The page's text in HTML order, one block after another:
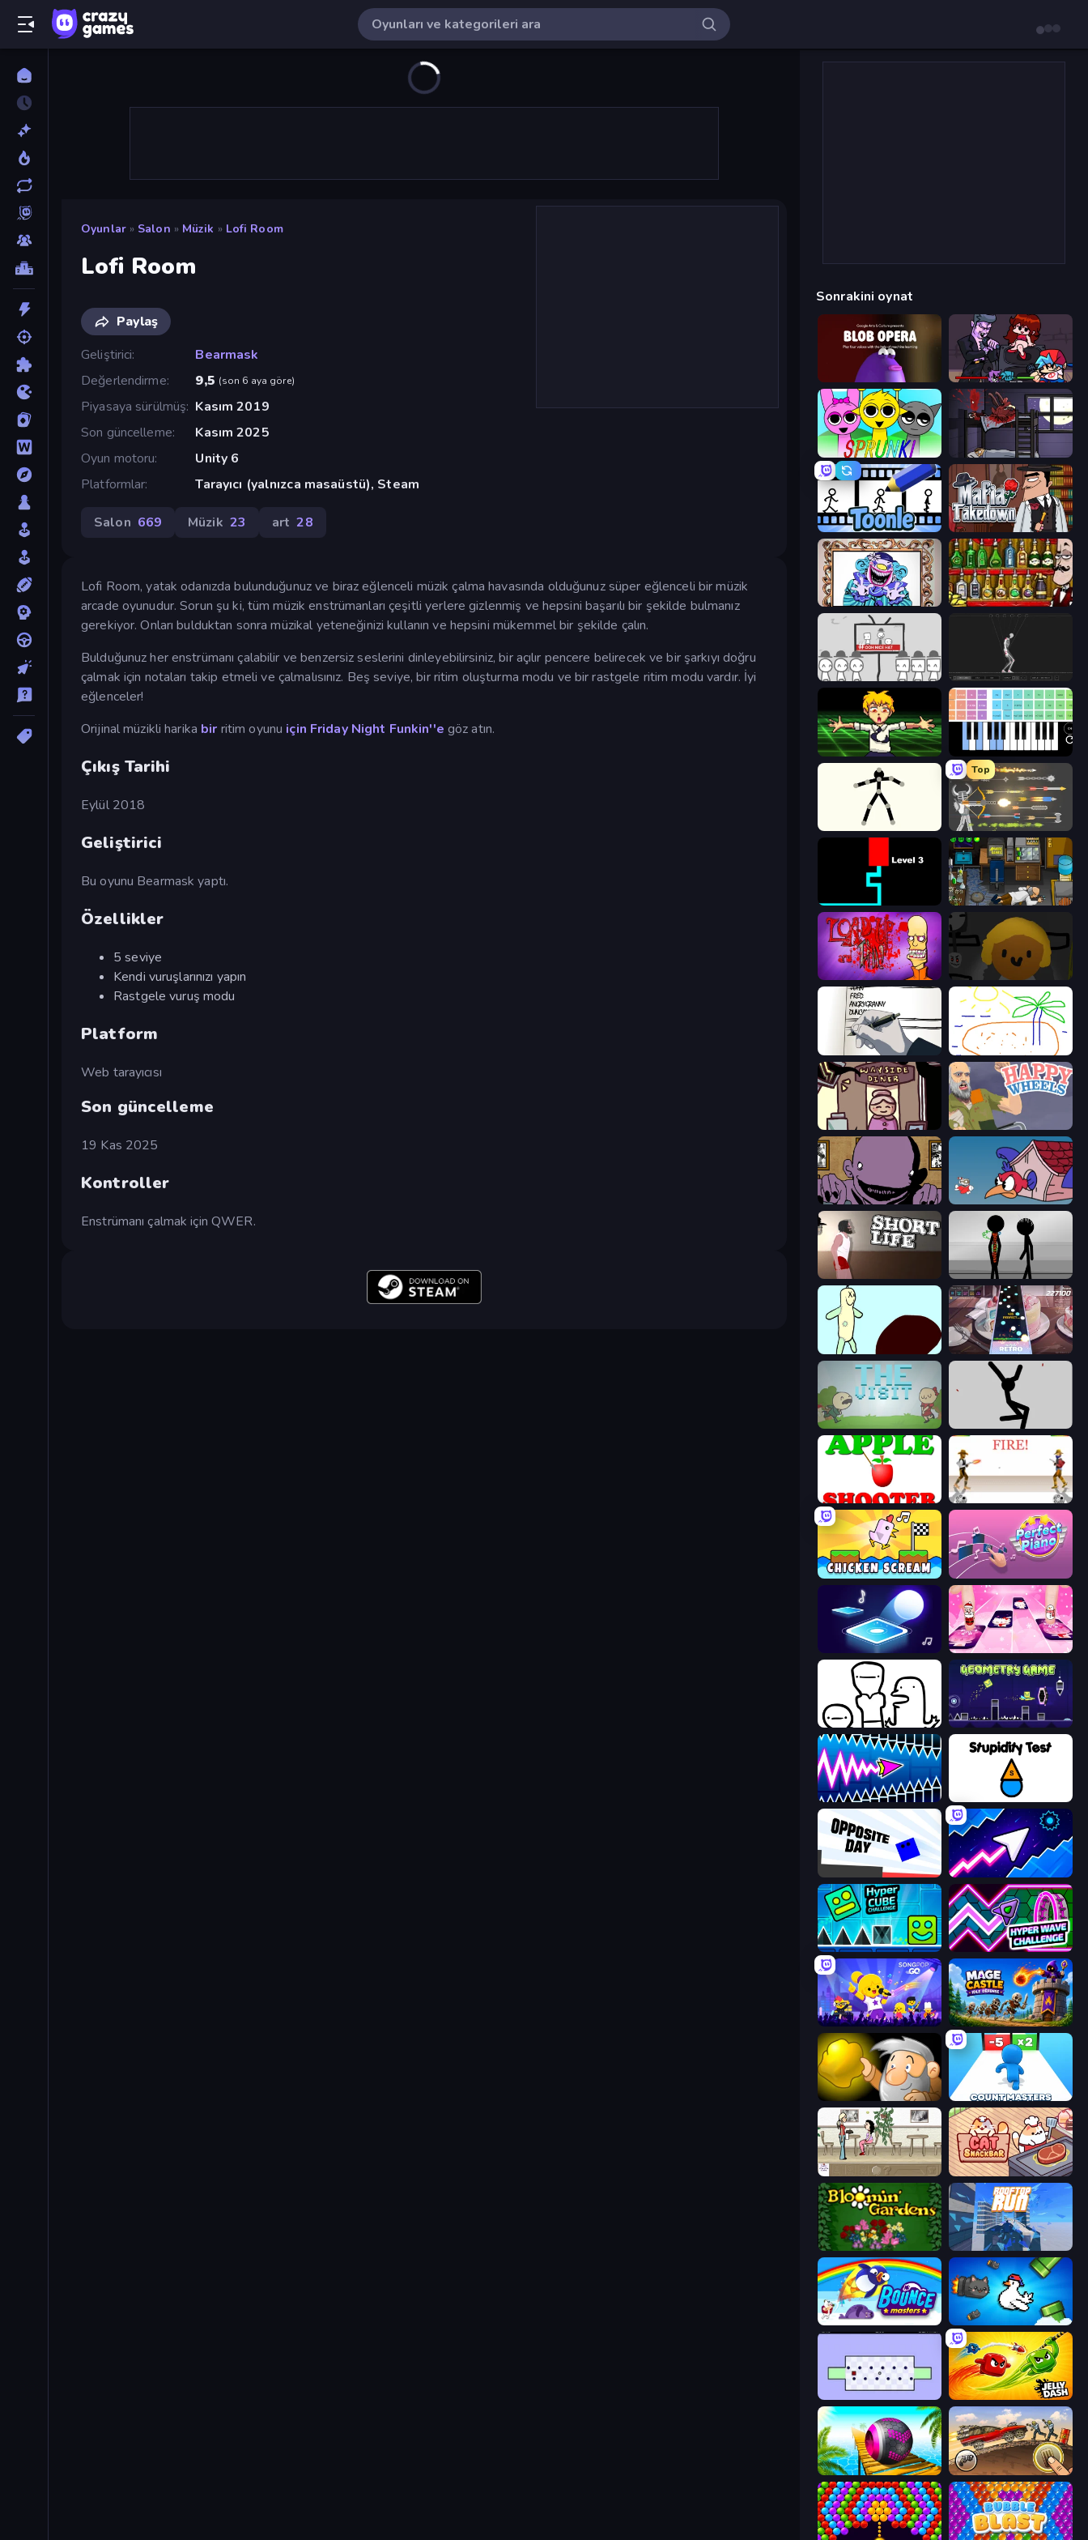
Oyunlar » Salon » Müzik » Lofi Room
Lofi Room
Paylaş
Geliştirici
Bearmask
Değerlendirme
9,5 (son 6 aya göre)
Piyasaya sürülmüş Kasım 2019
Son güncelleme
Kasım 2025
Oyun motoru
Unity 6
Platformlar
Tarayıcı (yalnızca masaüstü), Steam
Salon 669 Müzik 23 art 28
Lofi Room, yatak odanızda bulunduğunuz ve biraz eğlenceli müzik çalma havasında olduğunuz süper eğlenceli bir müzik
arcade oyunudur. Sorun şu ki, tüm müzik enstrümanları çeşitli yerlere gizlenmiş ve hepsini başarılı bir şekilde bulmanız
gerekiyor. Onları bulduktan sonra müzikal yeteneğinizi kullanın ve hepsini mükemmel bir şekilde çalın.
Bulduğunuz her enstrümanı çalabilir ve benzersiz seslerini dinleyebilirsiniz, bir açılır pencere belirecek ve bir şarkıyı doğru
çalmak için notaları takip etmeli ve çalmalısınız. Beş seviye, bir ritim oluşturma modu ve bir rastgele ritim modu vardır. İyi
eğlenceler!
Orijinal müzikli harika bir ritim oyunu için Friday Night Funkin''e göz atın.
Çıkış Tarihi
Eylül 2018
Geliştirici
Bu oyunu Bearmask yaptı.
Özellikler
5 seviye
Kendi vuruşlarınızı yapın
Rastgele vuruş modu
Platform
Web tarayıcısı
Son güncelleme
19 Kas 2025
Kontroller
Enstrümanı çalmak için QWER.
Sonrakini oynat
Blob Opera Friday Night Funkin'
Sprunki The Visitor
Toonle Mafia Takedown
Exhibit of Sorrows Bartender The Right Mix
We Become What We Behold Skeleton Simulator
Chainsaw Dance Virtual Online Piano
Stick Animator
Top
Ragdoll Archers
Scary Maze Foreign Creature
Load Up and Kill
Death Note Type Skribbl.io
Diner in the Storm Happy Wheels
The Owner Is Dead Cuphead
Short Life Stick Figure Penalty 2
Doodieman Voodoo Rhythm Capture
The Visit
Apple Shooter Gunblood
Chicken Scream Perfect Piano
Tile Jumper 3D
I Don't Even Know Geometry Game
Wave Dash: Geometry Arrow Stupidity Test
Opposite Day Space Waves
Hyper Cube Challenge Hyper Wave Challenge
SongPop GO Mage Castle Idle Defense
Gold Miner
The Waitress Cat Snack Bar
Blooming Gardens Rooftop Run
Bouncemasters Honk
Jelly Dash
Rolling Balls Sea Race Earn to Die: Zombie Ride